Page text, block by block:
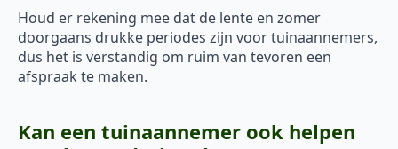
Houd er rekening mee dat de lente en zomer
doorgaans drukke periodes zijn voor tuinaannemers,
dus het is verstandig om ruim van tevoren een
afspraak te maken.
Kan een tuinaannemer ook helpen